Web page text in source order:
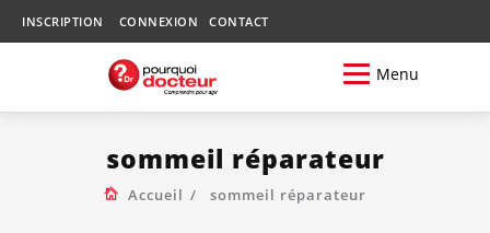
INSCRIPTION CONNEXION CONTACT
Menu
sommeil réparateur
Accueil sommeil réparateur